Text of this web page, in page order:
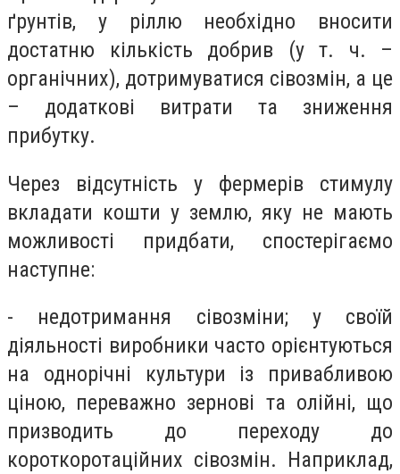
ґрунтів, у ріллю необхідно вносити
достатню кількість добрив (у т. ч. –
органічних), дотримуватися сівозмін, а це
– додаткові витрати та зниження
прибутку.
Через відсутність у фермерів стимулу
вкладати кошти у землю, яку не мають
можливості придбати, спостерігаємо
наступне:
- недотримання сівозміни; у своїй
діяльності виробники часто орієнтуються
на однорічні культури із привабливою
ціною, переважно зернові та олійні, що
призводить до переходу до
короткоротаційних сівозмін. Наприклад,